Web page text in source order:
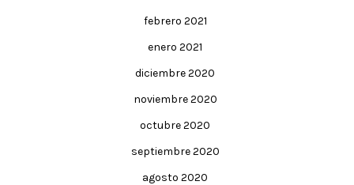
febrero 2021
enero 2021
diciembre 2020
noviembre 2020
octubre 2020
septiembre 2020
agosto 2020